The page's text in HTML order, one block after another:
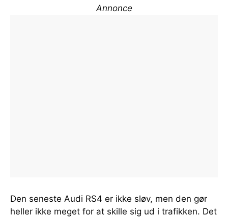
Annonce
Den seneste Audi RS4 er ikke sløv, men den gør
heller ikke meget for at skille sig ud i trafikken. Det